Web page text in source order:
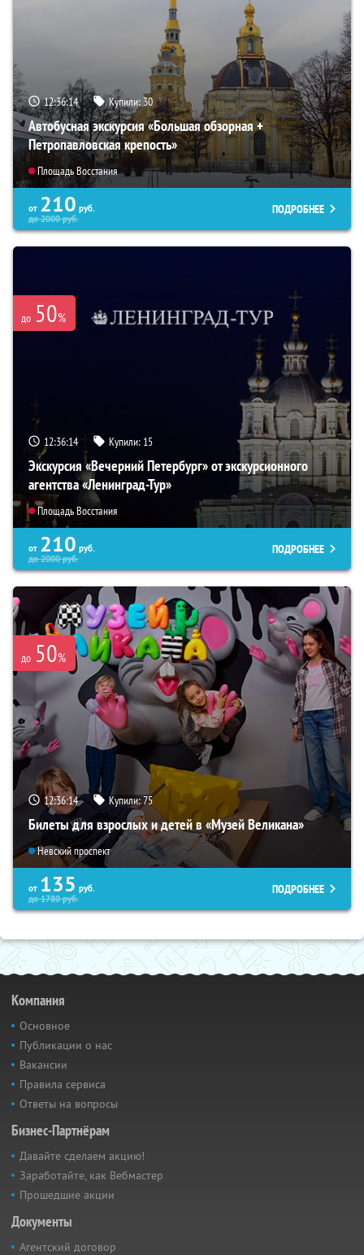
12:36:13 Купили: 30
Автобусная экскурсия «Большая обзорная +
Петропавловская крепость»
Площадь Восстания
от 210 руб.
до2000руб.
ПОДРОБНЕЕ
до 50%
12:36:13 Купили: 15
Экскурсия «Вечерний Петербург» от экскурсионного
агентства «Ленинград-Тур»
Площадь Восстания
от 210 руб.
до2000руб.
ПОДРОБНЕЕ
до 50%
12:36:13 Купили:75
Билеты для взрослых и детей в «Музей Великана»
Невский проспект
от 135 руб.
до1780руб.
ПОДРОБНЕЕ
Компания
Основное
Публикации о нас
Вакансии
Правила сервиса
Ответы на вопросы
Бизнес-Партнёрам
Давайте сделаем акцию!
Заработайте, как Вебмастер
Прошедшие акции
Документы
Агентский договор